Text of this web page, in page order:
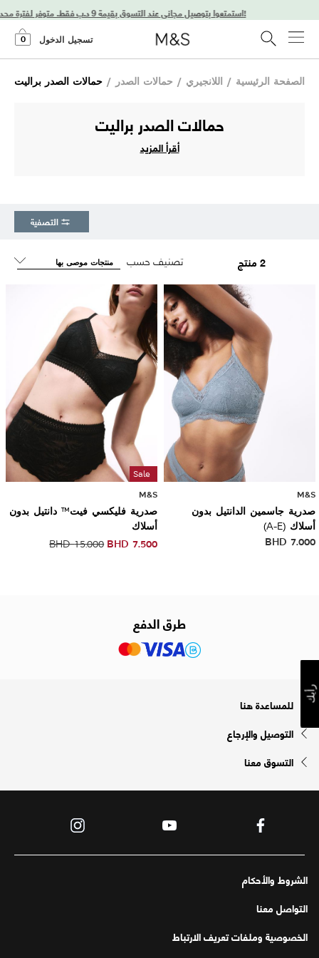
تسجيل الدخول 0
الصفحة الرئيسية / اللانجيري / حمالات الصدر / حمالات الصدر براليت
حمالات الصدر براليت
أقرأ المزيد
التصفية
2 منتج تصنيف حسب
M&S
صدرية جاسمين الدانتيل بدون
أسلاك (A-E)
BHD 7.000
Sale
M&S
صدرية فليكسي فيت™ دانتيل بدون
أسلاك
BHD7.500
BHD15.000
طرق الدفع
للمساعدة هنا
التوصيل والإرجاع
التسوق معنا
الشروط والأحكام
التواصل معنا
الخصوصية وملفات تعريف الارتباط
رأيك